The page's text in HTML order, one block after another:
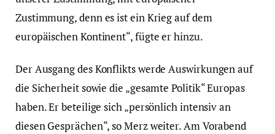
Zustimmung, denn es ist ein Krieg auf dem
europäischen Kontinent“, fügte er hinzu.
Der Ausgang des Konflikts werde Auswirkungen auf
die Sicherheit sowie die „gesamte Politik“ Europas
haben. Er beteilige sich „persönlich intensiv an
diesen Gesprächen“, so Merz weiter. Am Vorabend